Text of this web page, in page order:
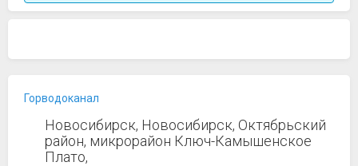
Горводоканал
Новосибирск, Новосибирск, Октябрьский
район, микрорайон Ключ-Камышенское
Плато,